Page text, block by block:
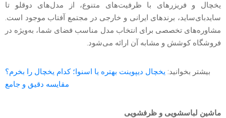
یخچال و فریزرهای با ظرفیت‌های متنوع، از مدل‌های دوقلو تا
ساید‌بای‌ساید، برندهای ایرانی و خارجی در مجتمع آفتاب موجود است.
مشاوره‌های تخصصی برای انتخاب مدل مناسب فضای شما، به‌ویژه در
فروشگاه کوشش و مشابه آن ارائه می‌شود.
بیشتر بخوانید: یخچال دیپوینت بهتره یا اسنوا؛ کدام یخچال را بخرم؟
مقایسه دقیق و جامع
ماشین لباسشویی و ظرفشویی